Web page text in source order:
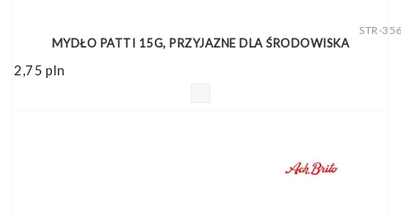
STR-
MYDŁO PATTI 15G, PRZYJAZNE DLA ŚRODOWISKA
2,75 pln